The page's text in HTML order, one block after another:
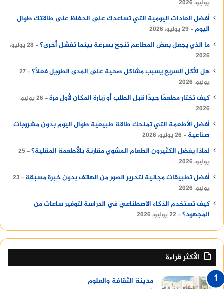
يوليو، 2026
أفضل العادات اليومية التي تساعدك على الحفاظ على طاقتك طوال
اليوم
29 يوليو، 2026
ما الذي يجعل بعض المطاعم تنجح بسرعة بينما تفشل أخرى؟
28 يوليو،
2026
هل الأكل السريع يسبب مشاكل صحية على المدى الطويل فعلًا؟ 27
يوليو، 2026
كيف تختار مطعمًا جيدًا قبل الطلب أو زيارة المكان لأول مرة
26 يوليو،
2026
أفضل الأطعمة التي تمنحك طاقة طبيعية طوال اليوم بدون مشروبات
صناعية
26 يوليو، 2026
لماذا يفضل الكثيرون الطعام المشوي مقارنة بالأطعمة المقلية؟
25
يوليو، 2026
أفضل تطبيقات مجانية لتحرير الصور من الهاتف بدون خبرة مسبقة
23
يوليو، 2026
كيف تستخدم الذكاء الاصطناعي في الدراسة لتوفير ساعات من
المجهود؟ 22 يوليو، 2026
الأكثر قراءة
مدينة الثقافة والعلوم